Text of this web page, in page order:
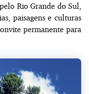
Rio Grande do Sul,
paisagens e culturas
permanente para